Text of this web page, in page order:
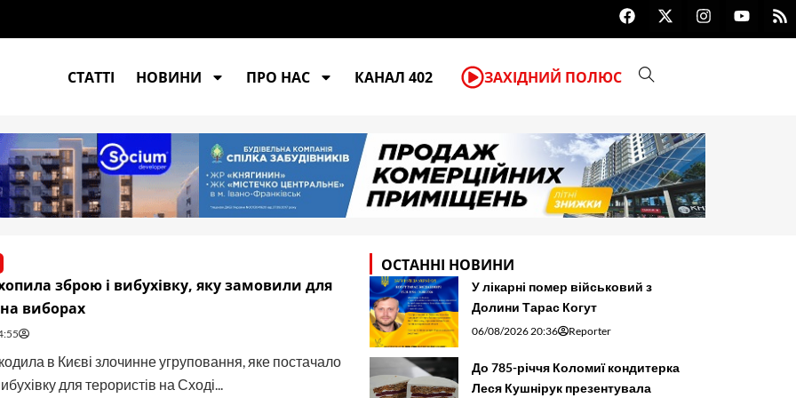
До 785-річчя Коломиї
F
a
c
X
-
t
r
I
n
s
m
Y
o
u
R
s
s
СТАТТІ
НОВИНИ ПРО НАС КАНАЛ 402 ЗАХІДНИЙ ПОЛЮС
зброю і вибухівку, яку замовили для
виборах
в Києві злочинне угруповання, яке постачало
для терористів на Сході...
ОСТАННІ НОВИНИ
У лікарні помер військовий з
Долини Тарас Когут
06/08/2026 20:36 Reporter
До 785-річчя Коломиї кондитерка
Леся Кушнірук презентувала